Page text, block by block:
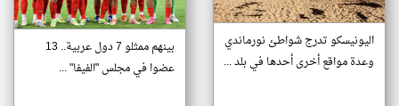
تغيير الدولة
اليونيسكو تدرج شواطئ نورماندي
وعدة مواقع أخرى أحدها في بلد ...
بينهم ممثلو 7 دول عربية.. 13
عضوا في مجلس "الفيفا" ...
klyoum.com